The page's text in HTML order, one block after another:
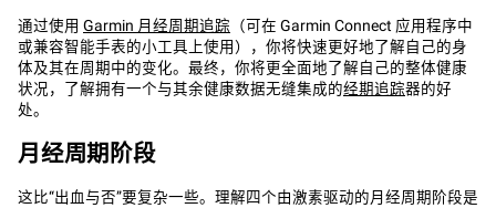
通过使用 ‌ Garmin 月经周期追踪‌ （可在 Garmin Connect 应用程序中
或兼容智能手表的小工具上使用），你将快速更好地了解自己的身
体及其在周期中的变化。最终，你将更全面地了解自己的整体健康
状况，了解拥有一个与其余健康数据无缝集成的经期追踪器的好
处。
月经周期阶段‌
这比“出血与否”要复杂一些。理解四个由激素驱动的月经周期阶段是